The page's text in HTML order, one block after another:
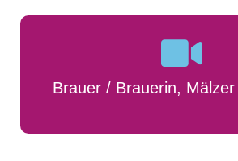
Brauer / Brauerin,